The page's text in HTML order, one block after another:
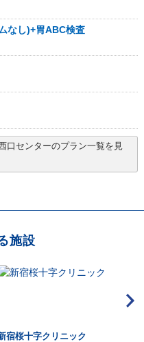
なし)+胃ABC検査
口センターのプラン一覧を見
施設
宿桜十字クリニック